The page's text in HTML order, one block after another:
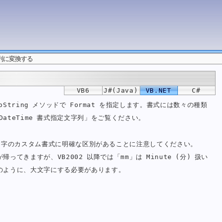
に変換する
C#
VB.NET
J#(Java)
VB6
メソッドで Format を指定します。書式には数々の種類
書式指定文字列」をご覧ください。
カスタム書式に明確な区別があることに注意してください。
ってきますが、VB2002 以降では「mm」は Minute (分) 扱い
うに、大文字にする必要があります。